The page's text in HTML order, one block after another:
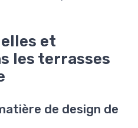
et
les terrasses
de design de